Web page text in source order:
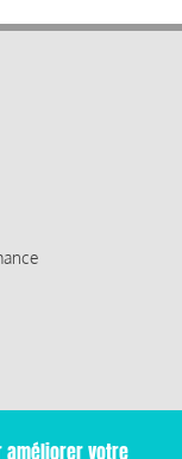
améliorer votre